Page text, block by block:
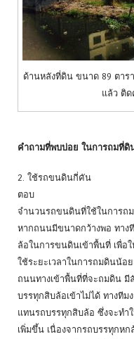
ด้านหลังที่ดิน ขนาด 89 ตาร
แล้ว ติด
คำถามที่พบบ่อย ในการถมที่ดิ
2. ใช้รถขนดินกี่คัน
ตอบ
จำนวนรถขนดินที่ใช้ในการถ
หากถนนมีขนาดกว้างพอ ทาง
ล้อในการขนดินเข้าพื้นที่ เพื่อ
ใช้ระยะเวลาในการถมดินน้อ
ถนนทางเข้าพื้นที่ที่จะถมดิน
บรรทุกสิบล้อเข้าไม่ได้ ทางที
แทนรถบรรทุกสิบล้อ ซึ่งจะทำ
เพิ่มขึ้น เนื่องจากรถบรรทุกห